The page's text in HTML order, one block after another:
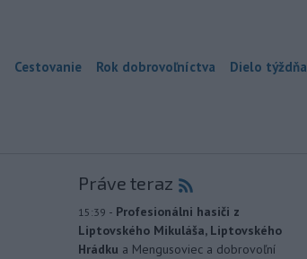
Cestovanie Rok dobrovoľníctva Dielo týždňa
Práve teraz
15:39 - Profesionálni hasiči z
Liptovského Mikuláša, Liptovského
Hrádku a Mengusoviec a dobrovoľní